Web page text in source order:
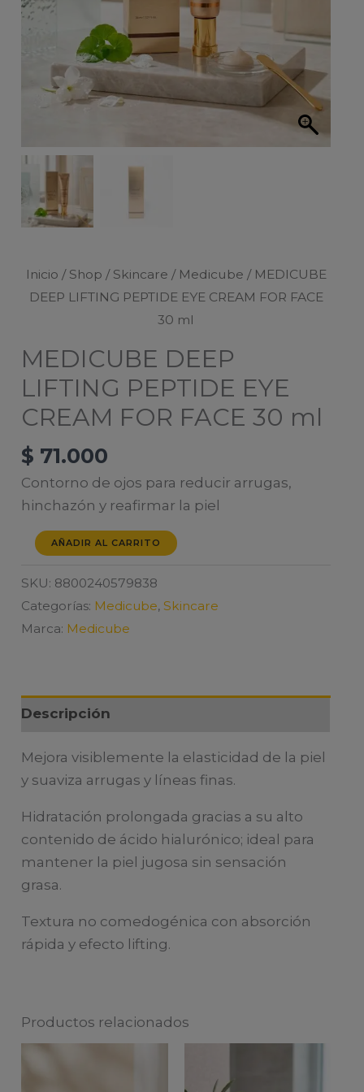
Inicio / Shop / Skincare / Medicube / MEDICUBE
DEEP LIFTING PEPTIDE EYE CREAM FOR FACE
30 ml
MEDICUBE DEEP
LIFTING PEPTIDE EYE
CREAM FOR FACE 30 ml
$ 71.000
Contorno de ojos para reducir arrugas,
hinchazón y reafirmar la piel
MEDICUBE
LIFTING
PEPTIDE
EYE
FACE
30
cantidad
AÑADIR AL CARRITO
SKU: 8800240579838
Categorías: Medicube,Skincare
Marca: Medicube
Descripción
Mejora visiblemente la elasticidad de la piel
y suaviza arrugas y líneas finas.
Hidratación prolongada gracias a su alto
contenido de ácido hialurónico; ideal para
mantener la piel jugosa sin sensación
grasa.
Textura no comedogénica con absorción
rápida y efecto lifting.
Productos relacionados